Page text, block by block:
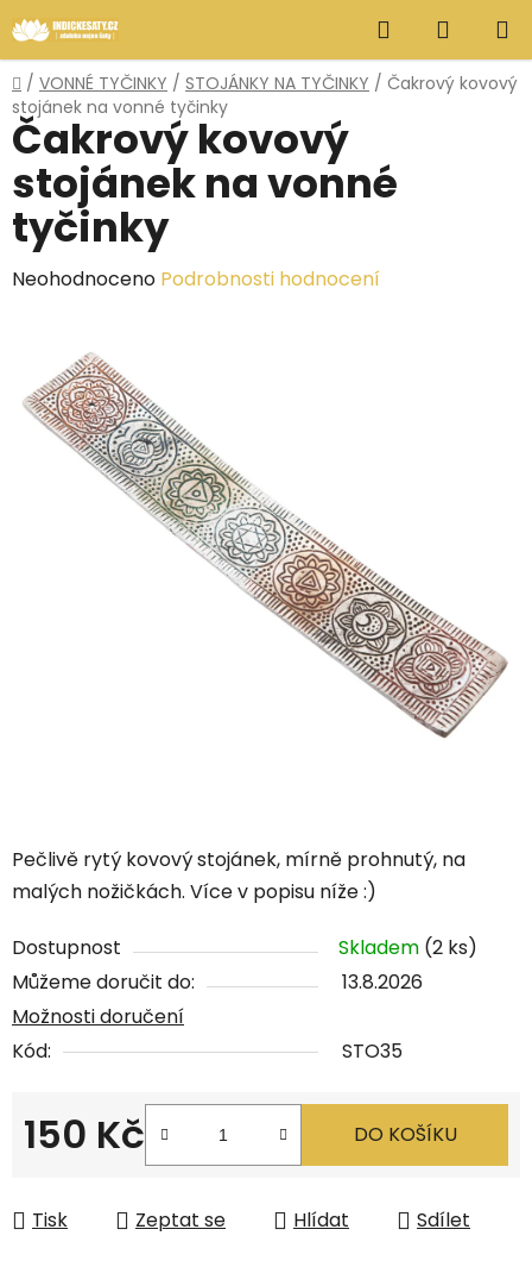
na
obsah
Hledat
KOŠÍK
Domů
/ VONNÉ TYČINKY / STOJÁNKY NA TYČINKY / Čakrový kovový
stojánek na vonné tyčinky
Pečlivě rytý kovový stojánek, mírně prohnutý, na
malých nožičkách. Více v popisu níže :)
Dostupnost Skladem (2 ks)
Můžeme doručit do:
13.8.2026
Možnosti doručení
Kód:
STO35
150 Kč DO KOŠÍKU
Tisk Zeptat se Hlídat Sdílet
Čakrový kovový
stojánek na vonné
tyčinky
Průměrné
0,0
Neohodnoceno Podrobnosti hodnocení